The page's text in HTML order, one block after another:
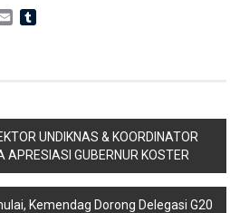
Email
UNDIKNAS & KOORDINATOR
APRESIASI GUBERNUR KOSTER
Kemendag Dorong Delegasi G20